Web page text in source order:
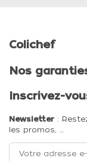
Colichef
Nos
Inscrivez-
Newsletter :
les promos, …